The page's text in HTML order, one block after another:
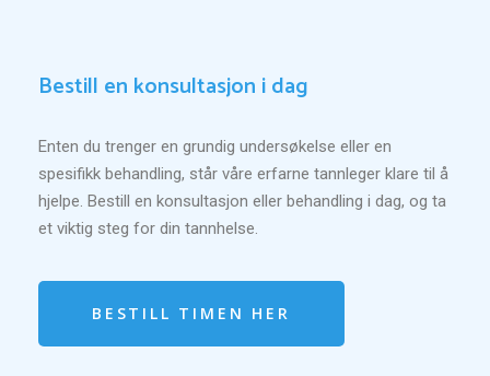
Bestill en konsultasjon i dag
Enten du trenger en grundig undersøkelse eller en
spesifikk behandling, står våre erfarne tannleger klare til å
hjelpe. Bestill en konsultasjon eller behandling i dag, og ta
et viktig steg for din tannhelse.
BESTILL TIMEN HER